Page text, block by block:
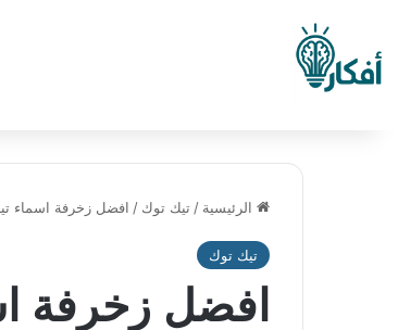
الرئيسية / تيك توك / افضل زخرفة اسماء
تيك توك
افضل زخرفة